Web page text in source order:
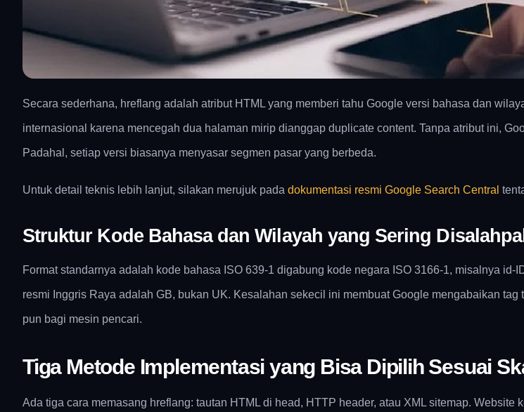
Secara sederhana, hreflang adalah atribut HTML yang memberi tahu Google versi bahasa dan
internasional karena mencegah dua halaman mirip dianggap duplicate content. Tanpa atribut ini,
Padahal, setiap versi biasanya menyasar segmen pasar yang berbeda.
Untuk detail teknis lebih lanjut, silakan merujuk pada dokumentasi resmi Google Search Central
Struktur Kode Bahasa dan Wilayah yang Sering
Format standarnya adalah kode bahasa ISO 639-1 digabung kode negara ISO 3166-1, misalnya
resmi Inggris Raya adalah GB, bukan UK. Kesalahan sekecil ini membuat Google mengabaikan
pun bagi mesin pencari.
Tiga Metode Implementasi yang Bisa Dipilih Sesuai
Ada tiga cara memasang hreflang: tautan HTML di head, HTTP header, atau XML sitemap.